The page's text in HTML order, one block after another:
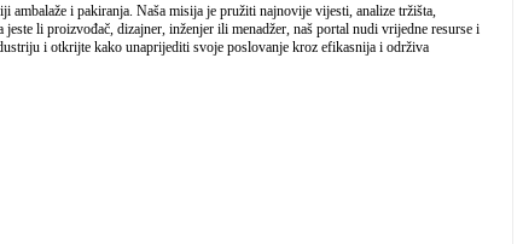
i pakiranja. Naša misija je pružiti najnovije vijesti, analize tržišta,
li proizvođač, dizajner, inženjer ili menadžer, naš portal nudi vrijedne resurse i
i otkrijte kako unaprijediti svoje poslovanje kroz efikasnija i održiva